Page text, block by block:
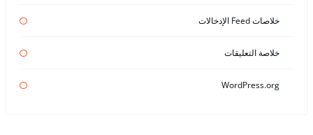
خلاصات Feed الإدخالات
خلاصة التعليقات
WordPress.org